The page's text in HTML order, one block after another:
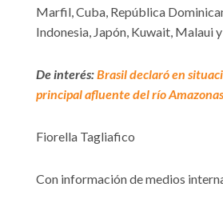
Marfil, Cuba, República
Indonesia, Japón, Kuwait, Malaui
De interés:Brasil declaró en
principal afluente del río Amazonas
Fiorella Tagliafico
Con información de medios